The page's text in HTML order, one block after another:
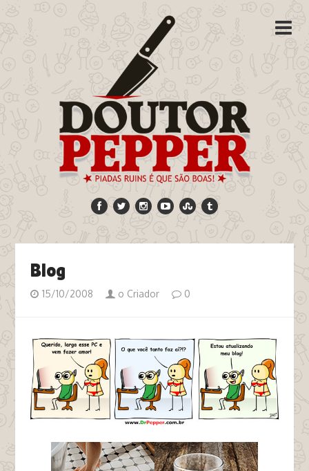
Blog
15/10/2008 o Criador 0